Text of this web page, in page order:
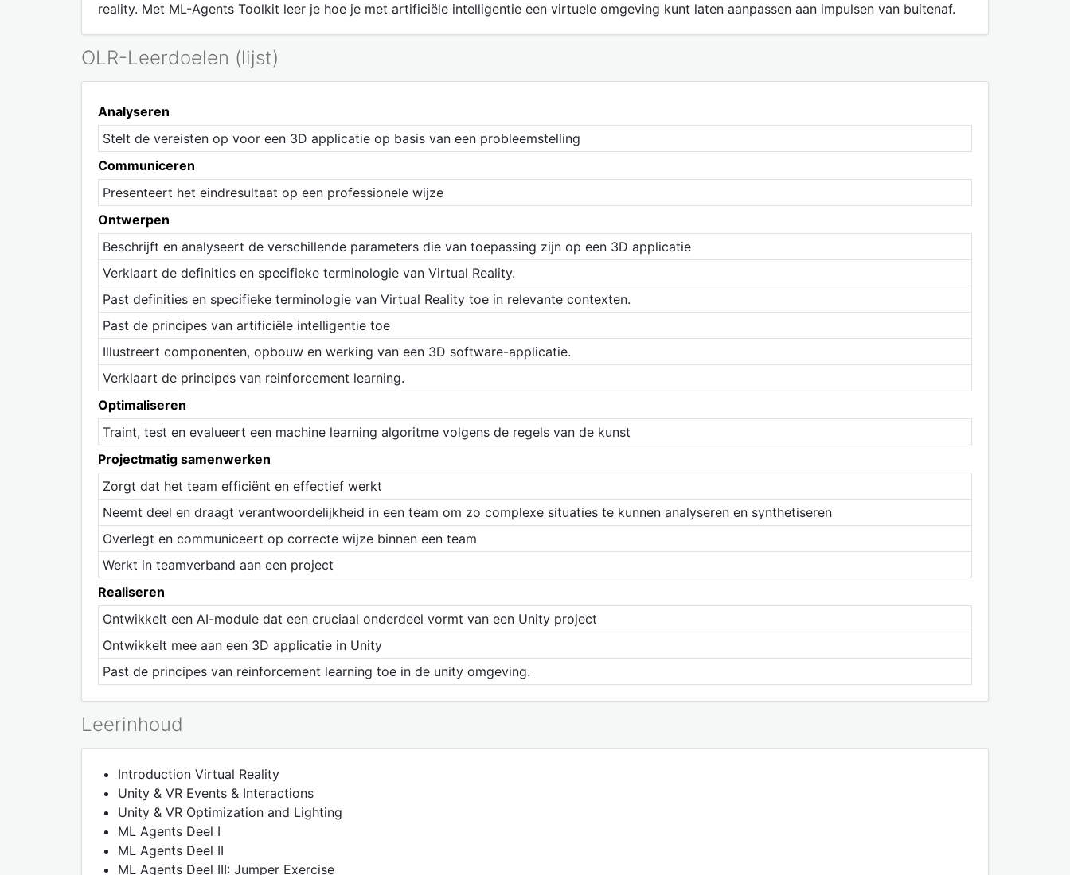
reality. Met ML-Agents Toolkit leer je hoe je met artificiële intelligentie een virtuele omgeving kunt laten aanpassen aan impulsen van buitenaf.
OLR-Leerdoelen (lijst)
Analyseren
Stelt de vereisten op voor een 3D applicatie op basis van een probleemstelling
Communiceren
Presenteert het eindresultaat op een professionele wijze
Ontwerpen
Beschrijft en analyseert de verschillende parameters die van toepassing zijn op een 3D applicatie
Verklaart de definities en specifieke terminologie van Virtual Reality.
Past definities en specifieke terminologie van Virtual Reality toe in relevante contexten.
Past de principes van artificiële intelligentie toe
Illustreert componenten, opbouw en werking van een 3D software-applicatie.
Verklaart de principes van reinforcement learning.
Optimaliseren
Traint, test en evalueert een machine learning algoritme volgens de regels van de kunst
Projectmatig samenwerken
Zorgt dat het team efficiënt en effectief werkt
Neemt deel en draagt verantwoordelijkheid in een team om zo complexe situaties te kunnen analyseren en synthetiseren
Overlegt en communiceert op correcte wijze binnen een team
Werkt in teamverband aan een project
Realiseren
Ontwikkelt een AI-module dat een cruciaal onderdeel vormt van een Unity project
Ontwikkelt mee aan een 3D applicatie in Unity
Past de principes van reinforcement learning toe in de unity omgeving.
Leerinhoud
Introduction Virtual Reality
Unity & VR Events & Interactions
Unity & VR Optimization and Lighting
ML Agents Deel I
ML Agents Deel II
ML Agents Deel III: Jumper Exercise